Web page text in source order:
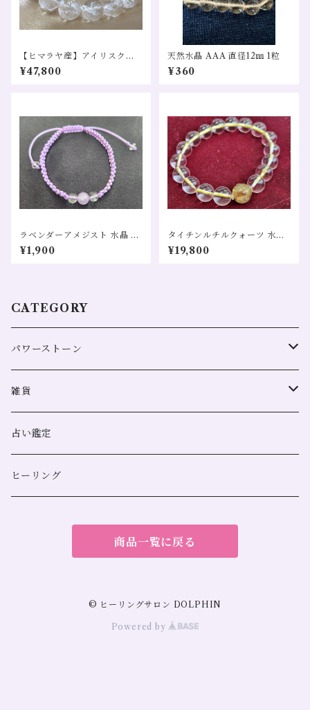
【ヒマラヤ産】アイリスクォ
ーツ(虹入り)１２㎜ ブレス売
り 幸運 変化 浄化 クレンジン
¥47,800
天然水晶 AAA 直径12㎜ 1粒
¥360
ラベンダーアメジスト 水晶 癒
し 精神安定 安眠 魔除け 全体
運 恋愛運 対人運
¥1,900
タイチンルチルクォーツ 水晶
金運 全体運 財運 仕事運 恋愛
運 黄色
¥19,800
CATEGORY
パワーストーン
全体運
恋愛
金運
雑貨
浄化用
スマッジングミスト
占い鑑定
ヒーリング
商品一覧に戻る
© ヒーリングサロン DOLPHIN
Powered by